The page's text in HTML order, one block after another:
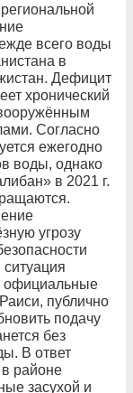
всего воды
в
Дефицит
хронический
Согласно
ежегодно
воды, однако
в 2021 г.
угрозу
официальные
публично
подачу
без
В ответ
районе
засухой и